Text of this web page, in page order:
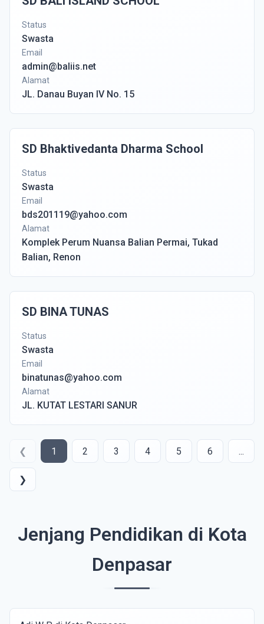
Status
Swasta
Email
admin@baliis.net
Alamat
JL. Danau Buyan IV No. 15
SD Bhaktivedanta Dharma School
Status
Swasta
Email
bds201119@yahoo.com
Alamat
Komplek Perum Nuansa Balian Permai, Tukad
Balian, Renon
SD BINA TUNAS
Status
Swasta
Email
binatunas@yahoo.com
Alamat
JL. KUTAT LESTARI SANUR
❮ 1 2 3 4 5 6 ...
❯
Jenjang Pendidikan di Kota
Denpasar